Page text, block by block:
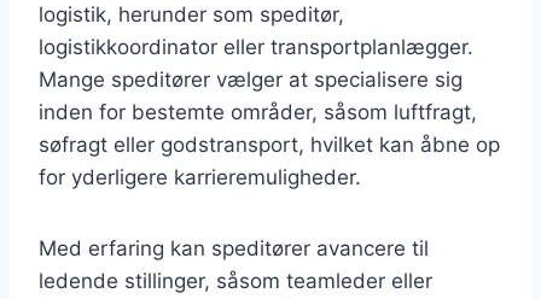
logistik, herunder som speditør,
logistikkoordinator eller transportplanlægger.
Mange speditører vælger at specialisere sig
inden for bestemte områder, såsom luftfragt,
søfragt eller godstransport, hvilket kan åbne op
for yderligere karrieremuligheder.
Med erfaring kan speditører avancere til
ledende stillinger, såsom teamleder eller